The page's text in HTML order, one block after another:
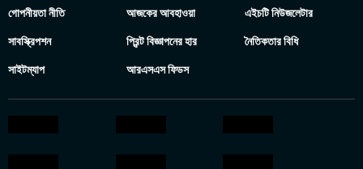
গোপনীয়তা নীতি আজকের আবহাওয়া এইচটি নিউজলেটার
সাবস্ক্রিপশন প্রিন্ট বিজ্ঞাপনের হার নৈতিকতার বিধি
সাইটম্যাপ আরএসএস ফিডস